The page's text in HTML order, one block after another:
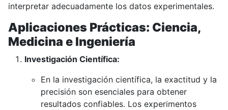
interpretar adecuadamente los datos experimentales.
Aplicaciones Prácticas: Ciencia,
Medicina e Ingeniería
Investigación Científica:
En la investigación científica, la exactitud y la
precisión son esenciales para obtener
resultados confiables. Los experimentos